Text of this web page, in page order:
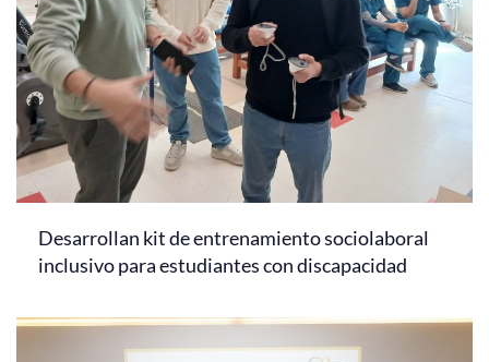
Desarrollan kit de entrenamiento sociolaboral
inclusivo para estudiantes con discapacidad